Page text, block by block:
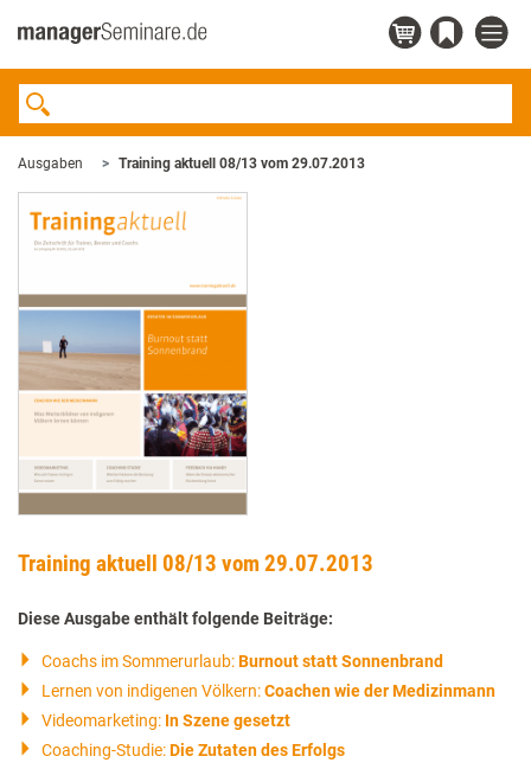
Ausgaben Training aktuell 08/13 vom 29.07.2013
Training aktuell 08/13 vom 29.07.2013
Diese Ausgabe enthält folgende Beiträge:
Coachs im Sommerurlaub:Burnout statt Sonnenbrand
Lernen von indigenen Völkern:Coachen wie der Medizinmann
Videomarketing: In Szene gesetzt
Coaching-Studie:Die Zutaten des Erfolgs